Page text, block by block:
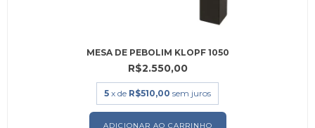
MESA DE PEBOLIM KLOPF 1050
R$2.550,00
5 x de R$510,00 sem juros